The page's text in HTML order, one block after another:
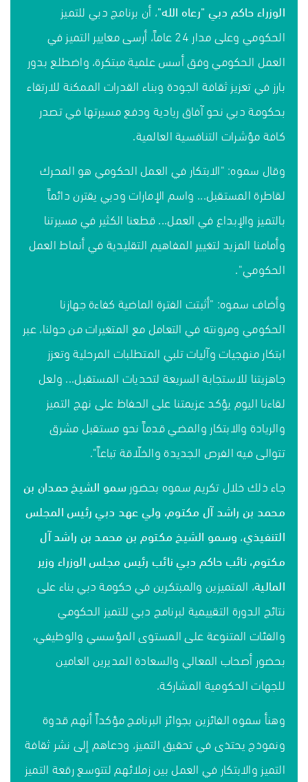
الوزراء حاكم دبي "رعاه الله"، أن برنامج دبي للتميز
الحكومي وعلى مدار 24 عاماً، أرسى معايير التميز في
العمل الحكومي وفق أسس علمية مبتكرة، واضطلع بدور
بارز في تعزيز ثقافة الجودة وبناء القدرات الممكنة للارتقاء
بحكومة دبي نحو آفاق ريادية ودفع مسيرتها في تصدر
كافة مؤشرات التنافسية العالمية.
وقال سموه: "الابتكار في العمل الحكومي هو المحرك
لقاطرة المستقبل... واسم الإمارات ودبي يقترن دائماً
بالتميز والإبداع في العمل... قطعنا الكثير في مسيرتنا
وأمامنا المزيد لتغيير المفاهيم التقليدية في أنماط العمل
الحكومي".
وأضاف سموه: "أثبتت الفترة الماضية كفاءة جهازنا
الحكومي ومرونته في التعامل مع المتغيرات من حولنا، عبر
ابتكار منهجيات وآليات تلبي المتطلبات المرحلية وتعزز
جاهزيتنا للاستجابة السريعة لتحديات المستقبل... ولعل
لقاءنا اليوم يؤكد عزيمتنا على الحفاظ على نهج التميز
والريادة والابتكار والمضي قدماً نحو مستقبل مشرق
تتوالى فيه الفرص الجديدة والخلّاقة تباعاً".
جاء ذلك خلال تكريم سموه بحضور سمو الشيخ حمدان بن
محمد بن راشد آل مكتوم، ولي عهد دبي رئيس المجلس
التنفيذي، وسمو الشيخ مكتوم بن محمد بن راشد آل
مكتوم، نائب حاكم دبي نائب رئيس مجلس الوزراء وزير
المالية، المتميزين والمبتكرين في حكومة دبي بناء على
نتائج الدورة التقييمية لبرنامج دبي للتميز الحكومي
والفئات المتنوعة على المستوى المؤسسي والوظيفي،
بحضور أصحاب المعالي والسعادة المديرين العامين
للجهات الحكومية المشاركة.
وهنأ سموه الفائزين بجوائز البرنامج مؤكداً أنهم قدوة
ونموذج يحتذى في تحقيق التميز، ودعاهم إلى نشر ثقافة
التميز والابتكار في العمل بين زملائهم لتتوسع رقعة التميز